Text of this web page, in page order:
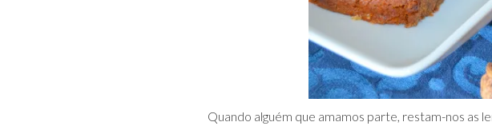
Quando alguém que amamos parte, restam-nos as